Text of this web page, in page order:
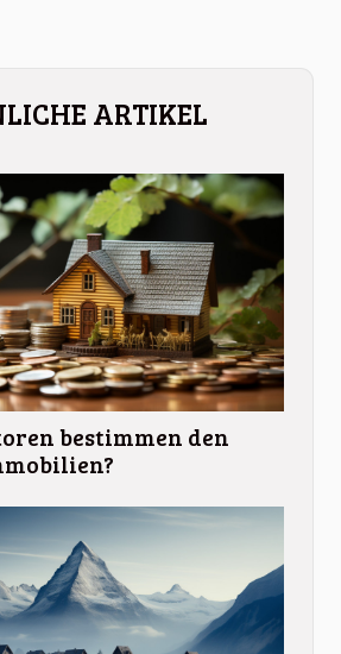
ARTIKEL
bestimmen den